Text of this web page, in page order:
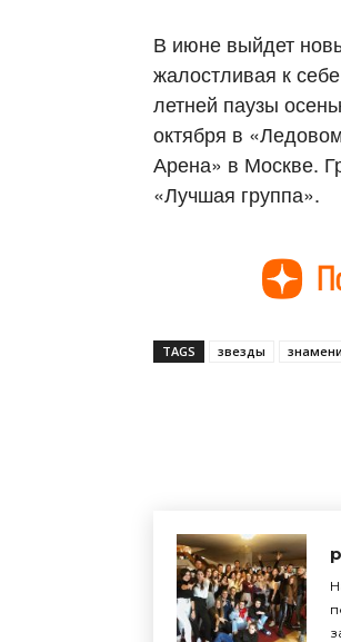
В июне выйдет
жалостливая к
летней паузы
октября в
Арена» в Москве.
«Лучшая группа».
TAGS звезды